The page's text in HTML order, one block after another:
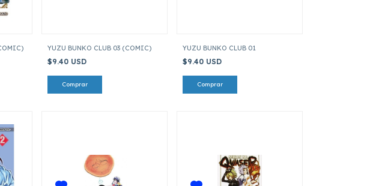
YUZU BUNKO CLUB 03 (COMIC)
$9.40 USD
YUZU BUNKO CLUB 01
$9.40 USD